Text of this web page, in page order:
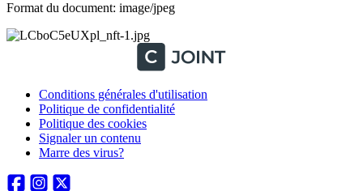
Format du document: image/jpeg
Conditions générales d'utilisation
Politique de confidentialité
Politique des cookies
Signaler un contenu
Marre des virus?